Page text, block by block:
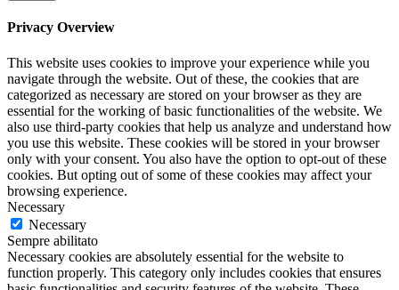
Privacy Overview
This website uses cookies to improve your experience while you
navigate through the website. Out of these, the cookies that are
categorized as necessary are stored on your browser as they are
essential for the working of basic functionalities of the website. We
also use third-party cookies that help us analyze and understand how
you use this website. These cookies will be stored in your browser
only with your consent. You also have the option to opt-out of these
cookies. But opting out of some of these cookies may affect your
browsing experience.
Necessary
Necessary
Sempre abilitato
Necessary cookies are absolutely essential for the website to
function properly. This category only includes cookies that ensures